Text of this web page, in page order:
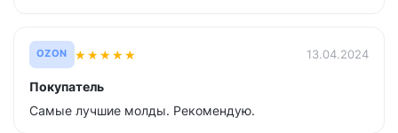
OZON ★★★★★ 13.04.2024
Покупатель
Самые лучшие молды. Рекомендую.